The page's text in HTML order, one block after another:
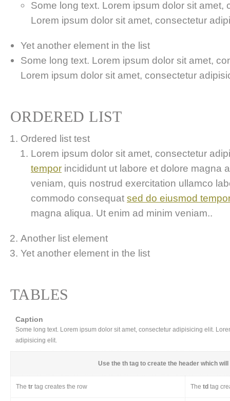
Some long text. Lorem ipsum dolor sit amet,
Lorem ipsum dolor sit amet, consectetur
Yet another element in the list
Some long text. Lorem ipsum dolor sit amet,
Lorem ipsum dolor sit amet, consectetur
ORDERED LIST
Ordered list test
Lorem ipsum dolor sit amet, consectetur
tempor incididunt ut labore et dolore magna
veniam, quis nostrud exercitation ullamco
commodo consequat sed do eiusmod
magna aliqua. Ut enim ad minim veniam..
Another list element
Yet another element in the list
TABLES
Caption
Some long text. Lorem ipsum dolor sit amet, consectetur adipisicing elit.
adipisicing elit.
Use the th tag to create the header which
The tr tag creates the row The td tag